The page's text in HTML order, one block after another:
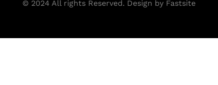
© 2024 All rights Reserved. Design by Fastsite